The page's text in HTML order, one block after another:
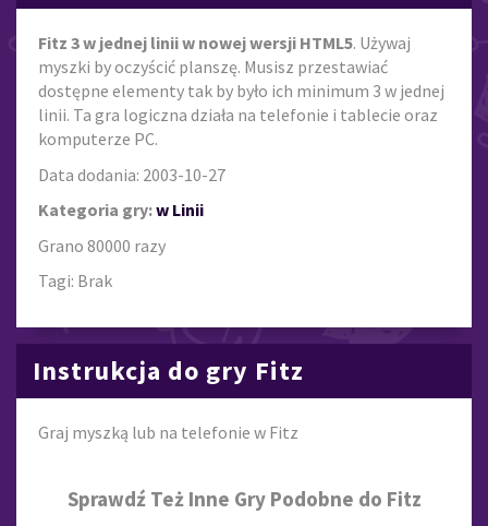
Fitz 3 w jednej linii w nowej wersji HTML5. Używaj
myszki by oczyścić planszę. Musisz przestawiać
dostępne elementy tak by było ich minimum 3 w jednej
linii. Ta gra logiczna działa na telefonie i tablecie oraz
komputerze PC.
Data dodania: 2003-10-27
Kategoria gry:w Linii
Grano 80000 razy
Tagi: Brak
Instrukcja do gry Fitz
Graj myszką lub na telefonie w Fitz
Sprawdź Też Inne Gry Podobne do Fitz